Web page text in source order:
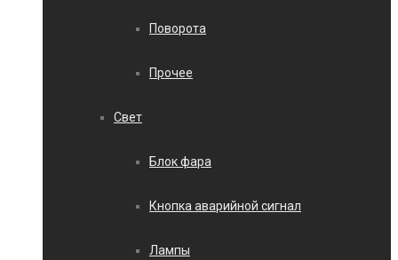
Поворота
Прочее
Свет
Блок фара
Кнопка аварийной сигнал
Лампы